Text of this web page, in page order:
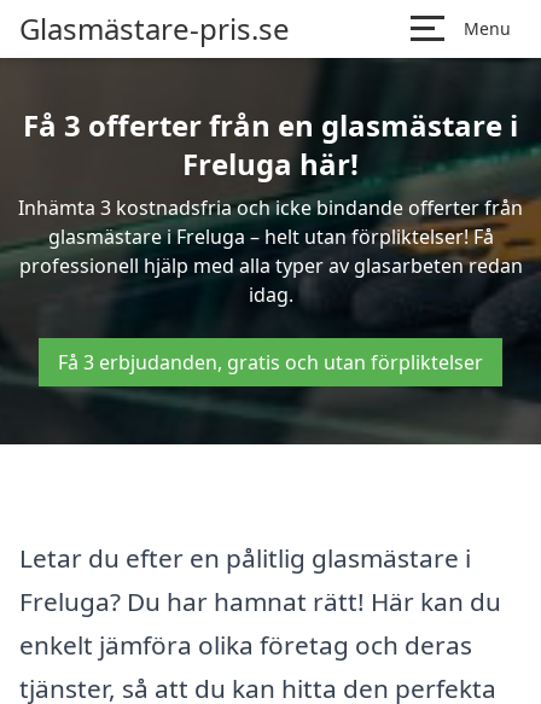
Glasmästare-pris.se Menu
Få 3 offerter från en glasmästare i
Freluga här!
Inhämta 3 kostnadsfria och icke bindande offerter från
glasmästare i Freluga – helt utan förpliktelser! Få
professionell hjälp med alla typer av glasarbeten redan
idag.
Få 3 erbjudanden, gratis och utan förpliktelser
Letar du efter en pålitlig glasmästare i
Freluga? Du har hamnat rätt! Här kan du
enkelt jämföra olika företag och deras
tjänster, så att du kan hitta den perfekta